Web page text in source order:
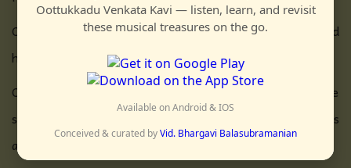
O Lord who dances on the vast expanse of the spread
hood of Kalinga and in the hearts of the devotees!
O Master who is the epitome of art and whose flute
spreads music everywhere as He plays with the cows
and calves!
Oottukkadu Venkata Kavi — listen, learn, and revisit
these musical treasures on the go.
Available on Android & IOS
Conceived & curated byVid. Bhargavi Balasubramanian